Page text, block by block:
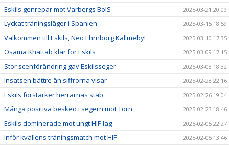
Eskils genrepar mot Varbergs BoIS 2025-03-21 20:09
Lyckat träningsläger i Spanien 2025-03-15 18:59
Välkommen till Eskils, Neo Ehrnborg Kallmeby! 2025-03-10 17:35
Osama Khattab klar för Eskils 2025-03-09 17:15
Stor scenförändring gav Eskilsseger 2025-03-08 18:32
Insatsen bättre än siffrorna visar 2025-02-28 22:16
Eskils förstärker herrarnas stab 2025-02-26 19:04
Många positiva besked i segern mot Torn 2025-02-23 18:46
Eskils dominerade mot ungt HIF-lag 2025-02-05 22:27
Inför kvällens träningsmatch mot HIF 2025-02-05 13:46